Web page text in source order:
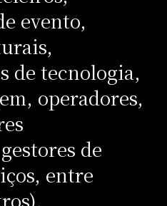
evento,
de tecnologia,
operadores,
de
entre